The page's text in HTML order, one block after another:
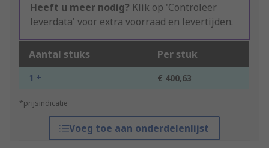
Heeft u meer nodig? Klik op 'Controleer
leverdata' voor extra voorraad en levertijden.
Aantal stuks Per stuk
1 + € 400,63
*prijsindicatie
Voeg toe aan onderdelenlijst